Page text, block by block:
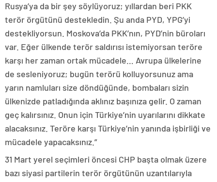
Rusya’ya da bir şey söylüyoruz; yıllardan beri PKK
terör örgütünü destekledin. Şu anda PYD, YPG’yi
destekliyorsun. Moskova’da PKK’nın, PYD’nin büroları
var. Eğer ülkende terör saldırısı istemiyorsan teröre
karşı her zaman ortak mücadele… Avrupa ülkelerine
de sesleniyoruz; bugün terörü kolluyorsunuz ama
yarın namluları size döndüğünde, bombaları sizin
ülkenizde patladığında aklınız başınıza gelir. O zaman
geç kalırsınız. Onun için Türkiye’nin uyarılarını dikkate
alacaksınız. Teröre karşı Türkiye’nin yanında işbirliği ve
mücadele yapacaksınız.”
31 Mart yerel seçimleri öncesi CHP başta olmak üzere
bazı siyasi partilerin terör örgütünün uzantılarıyla